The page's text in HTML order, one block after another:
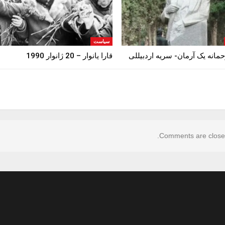
یک آرمان- سریه اردبیللی
سیاست
قارا یانوار – 20 ژانوار 1990
Comments are